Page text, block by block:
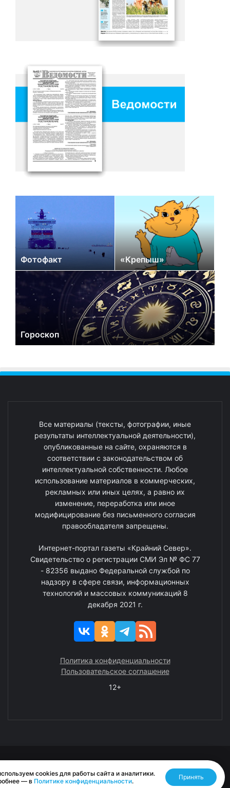
Фотофакт «Крепыш»
Гороскоп
Все материалы (тексты, фотографии, иные
результаты интеллектуальной деятельности),
опубликованные на сайте, охраняются в
соответствии с законодательством об
интеллектуальной собственности. Любое
использование материалов в коммерческих,
рекламных или иных целях, а равно их
изменение, переработка или иное
модифицирование без письменного согласия
правообладателя запрещены.
Интернет-портал газеты «Крайний Север».
Свидетельство о регистрации СМИ Эл № ФС 77
- 82356 выдано Федеральной службой по
надзору в сфере связи, информационных
технологий и массовых коммуникаций 8
декабря 2021 г.
Политика конфиденциальности
Пользовательское соглашение
12+
Разработано RASA
cookies для работы сайта и аналитики.
— в Политике конфиденциальности.
Принять